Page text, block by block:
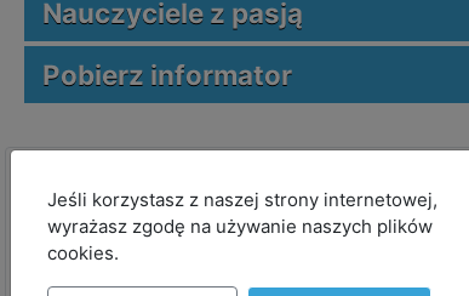
Nauczyciele z pasją
Pobierz informator
W
27
4
MOD_JBCOOKIES_LANG_HEADER_DEFAULT
Jeśli korzystasz z naszej strony internetowej,
wyrażasz zgodę na używanie naszych plików
cookies.